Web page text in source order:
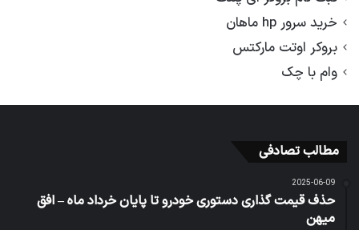
خرید سرور hp ماهان
بروکر اوتت مارکتس
وام با چک
مطالب تصادفی
2025-06-09
حذف قیمت گذاری دستوری خودرو تا پایان خرداد ماه – افق
میهن